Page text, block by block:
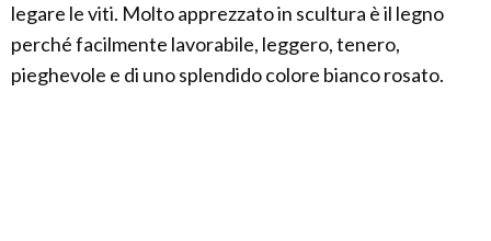
legare le viti. Molto apprezzato in scultura è il legno
perché facilmente lavorabile, leggero, tenero,
pieghevole e di uno splendido colore bianco rosato.